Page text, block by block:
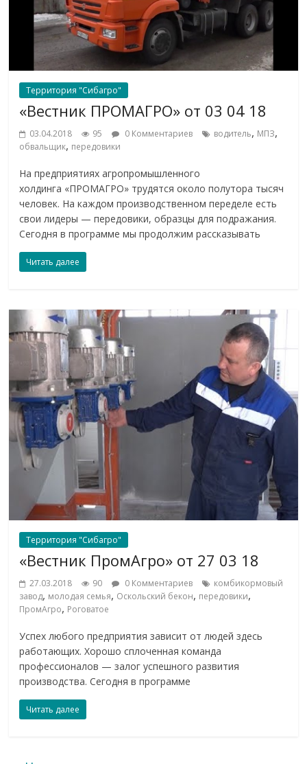
Территория "Сибагро"
«Вестник ПРОМАГРО» от 03 04 18
03.04.2018 95 0 Комментариев водитель, МПЗ,
обвальщик, передовики
На предприятиях агропромышленного
холдинга «ПРОМАГРО» трудятся около полутора тысяч
человек. На каждом производственном переделе есть
свои лидеры — передовики, образцы для подражания.
Сегодня в программе мы продолжим рассказывать
Читать далее
Территория "Сибагро"
«Вестник ПромАгро» от 27 03 18
27.03.2018 90 0 Комментариев
комбикормовый
завод, молодая семья, Оскольский бекон, передовики,
ПромАгро, Роговатое
Успех любого предприятия зависит от людей здесь
работающих. Хорошо сплоченная команда
профессионалов — залог успешного развития
производства. Сегодня в программе
Читать далее